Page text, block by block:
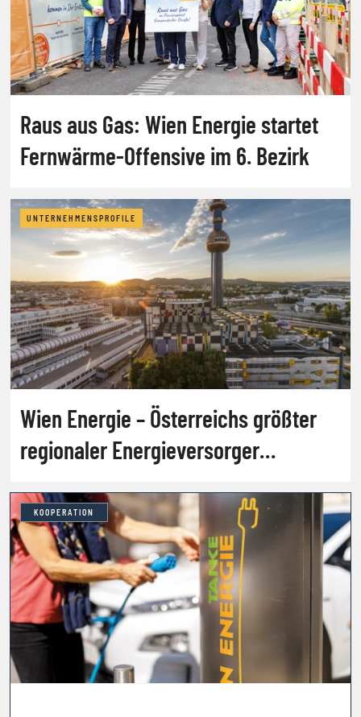
Raus aus Gas: Wien Energie startet
Fernwärme-Offensive im 6. Bezirk
UNTERNEHMENSPROFILE
Wien Energie – Österreichs größter
regionaler Energieversorger
KOOPERATION